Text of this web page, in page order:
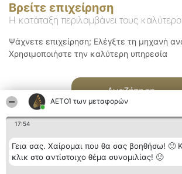
ΑΕΤΟΊ των μεταφορών
17:54
Γεια σας. Χαίρομαι που θα σας βοηθήσω! 🙂
κλικ στο αντίστοιχο θέμα συνομιλίας! 🙂
Βρείτε επιχείρηση
Η κατάταξη περιλαμβάνει τους
Ψάχνετε επιχείρηση; Ελέγξτε τη μηχανή
Χρησιμοποιήστε την καλύτερη υπηρεσία
Αναζήτηση